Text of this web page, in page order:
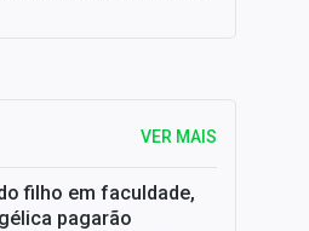
SELIC em 14%: A repercussão da decisão sobre os JUROS
VER MAIS
filho em faculdade,
pagarão